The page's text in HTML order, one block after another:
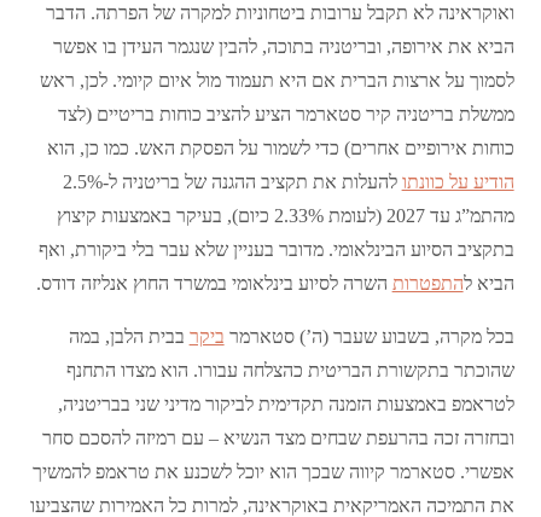
ואוקראינה לא תקבל ערובות ביטחוניות למקרה של הפרתה. הדבר
הביא את אירופה, ובריטניה בתוכה, להבין שנגמר העידן בו אפשר
לסמוך על ארצות הברית אם היא תעמוד מול איום קיומי. לכן, ראש
ממשלת בריטניה קיר סטארמר הציע להציב כוחות בריטיים (לצד
כוחות אירופיים אחרים) כדי לשמור על הפסקת האש. כמו כן, הוא
הודיע על כוונתו
להעלות את תקציב ההגנה של בריטניה ל-2.5%
מהתמ”ג עד 2027 (לעומת 2.33% כיום), בעיקר באמצעות קיצוץ
בתקציב הסיוע הבינלאומי. מדובר בעניין שלא עבר בלי ביקורת, ואף
הביא להתפטרות השרה לסיוע בינלאומי במשרד החוץ אנליזה דודס.
בכל מקרה, בשבוע שעבר (ה’) סטארמר ביקר בבית הלבן, במה
שהוכתר בתקשורת הבריטית כהצלחה עבורו. הוא מצדו התחנף
לטראמפ באמצעות הזמנה תקדימית לביקור מדיני שני בבריטניה,
ובחזרה זכה בהרעפת שבחים מצד הנשיא – עם רמיזה להסכם סחר
אפשרי. סטארמר קיווה שבכך הוא יוכל לשכנע את טראמפ להמשיך
את התמיכה האמריקאית באוקראינה, למרות כל האמירות שהצביעו